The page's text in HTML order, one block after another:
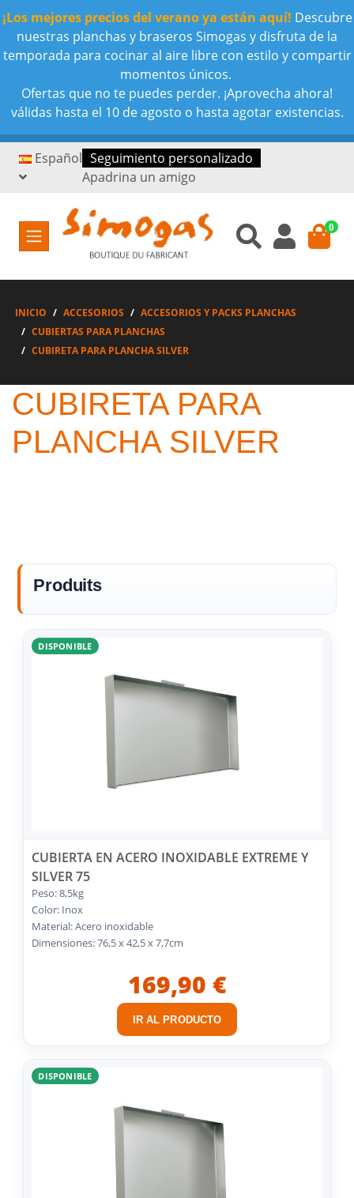
¡Los mejores precios del verano ya están aquí! Descubre
nuestras planchas y braseros Simogas y disfruta de la
temporada para cocinar al aire libre con estilo y compartir
momentos únicos.
Ofertas que no te puedes perder. ¡Aprovecha ahora!
válidas hasta el 10 de agosto o hasta agotar existencias.
Español Seguimiento personalizado
Apadrina un amigo
0
INICIO ACCESORIOS
ACCESORIOS Y PACKS PLANCHAS
CUBIERTAS PARA PLANCHAS
CUBIRETA PARA PLANCHA SILVER
CUBIRETA PARA
PLANCHA SILVER
Produits
DISPONIBLE
CUBIERTA EN ACERO INOXIDABLE EXTREME Y
SILVER 75
Peso: 8,5kg
Color: Inox
Material: Acero inoxidable
Dimensiones: 76,5 x 42,5 x 7,7cm
169,90 €
IR AL PRODUCTO
DISPONIBLE